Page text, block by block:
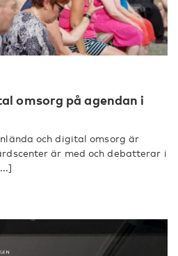
omsorg på agendan i
och digital omsorg är
är med och debatterar i